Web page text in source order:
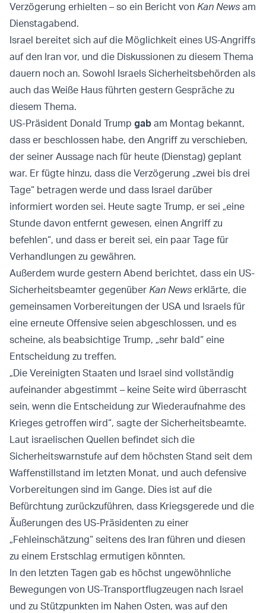
Verzögerung erhielten – so ein Bericht von Kan News am
Dienstagabend.
Israel bereitet sich auf die Möglichkeit eines US-Angriffs
auf den Iran vor, und die Diskussionen zu diesem Thema
dauern noch an. Sowohl Israels Sicherheitsbehörden als
auch das Weiße Haus führten gestern Gespräche zu
diesem Thema.
US-Präsident Donald Trump gab am Montag bekannt,
dass er beschlossen habe, den Angriff zu verschieben,
der seiner Aussage nach für heute (Dienstag) geplant
war. Er fügte hinzu, dass die Verzögerung „zwei bis drei
Tage“ betragen werde und dass Israel darüber
informiert worden sei. Heute sagte Trump, er sei „eine
Stunde davon entfernt gewesen, einen Angriff zu
befehlen“, und dass er bereit sei, ein paar Tage für
Verhandlungen zu gewähren.
Außerdem wurde gestern Abend berichtet, dass ein US-
Sicherheitsbeamter gegenüber Kan News erklärte, die
gemeinsamen Vorbereitungen der USA und Israels für
eine erneute Offensive seien abgeschlossen, und es
scheine, als beabsichtige Trump, „sehr bald“ eine
Entscheidung zu treffen.
„Die Vereinigten Staaten und Israel sind vollständig
aufeinander abgestimmt – keine Seite wird überrascht
sein, wenn die Entscheidung zur Wiederaufnahme des
Krieges getroffen wird“, sagte der Sicherheitsbeamte.
Laut israelischen Quellen befindet sich die
Sicherheitswarnstufe auf dem höchsten Stand seit dem
Waffenstillstand im letzten Monat, und auch defensive
Vorbereitungen sind im Gange. Dies ist auf die
Befürchtung zurückzuführen, dass Kriegsgerede und die
Äußerungen des US-Präsidenten zu einer
„Fehleinschätzung“ seitens des Iran führen und diesen
zu einem Erstschlag ermutigen könnten.
In den letzten Tagen gab es höchst ungewöhnliche
Bewegungen von US-Transportflugzeugen nach Israel
und zu Stützpunkten im Nahen Osten, was auf den